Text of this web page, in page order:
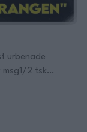
urbenade
msg1/2 tsk